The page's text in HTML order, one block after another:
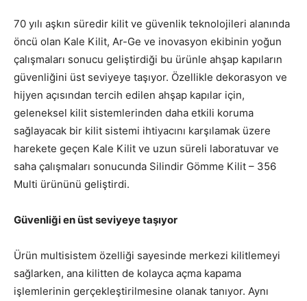
70 yılı aşkın süredir kilit ve güvenlik teknolojileri alanında
öncü olan Kale Kilit, Ar-Ge ve inovasyon ekibinin yoğun
çalışmaları sonucu geliştirdiği bu ürünle ahşap kapıların
güvenliğini üst seviyeye taşıyor. Özellikle dekorasyon ve
hijyen açısından tercih edilen ahşap kapılar için,
geleneksel kilit sistemlerinden daha etkili koruma
sağlayacak bir kilit sistemi ihtiyacını karşılamak üzere
harekete geçen Kale Kilit ve uzun süreli laboratuvar ve
saha çalışmaları sonucunda Silindir Gömme Kilit – 356
Multi ürününü geliştirdi.
Güvenliği en üst seviyeye taşıyor
Ürün multisistem özelliği sayesinde merkezi kilitlemeyi
sağlarken, ana kilitten de kolayca açma kapama
işlemlerinin gerçekleştirilmesine olanak tanıyor. Aynı